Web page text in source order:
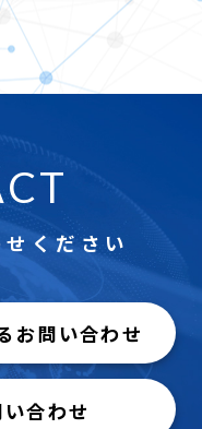
ください
お問い合わせ
合わせ